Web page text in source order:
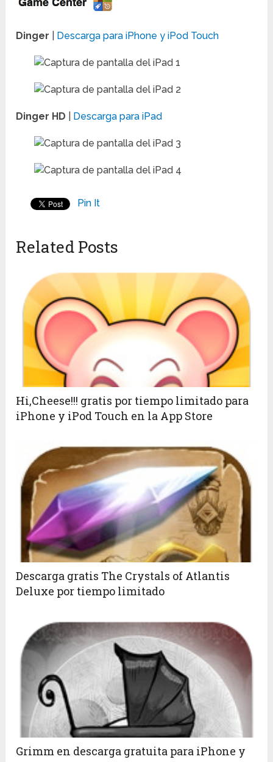
Dinger Descarga para iPhone y iPod Touch
Dinger HD Descarga para iPad
Pin It
Related Posts
Hi,Cheese!!! gratis por tiempo limitado para
iPhone y iPod Touch en la App Store
Descarga gratis The Crystals of Atlantis
Deluxe por tiempo limitado
Grimm en descarga gratuita para iPhone y